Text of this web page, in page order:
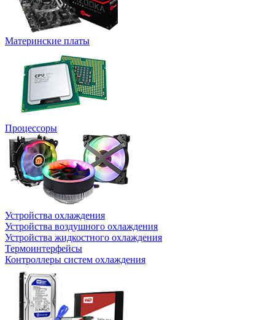
Материнские платы
Процессоры
Устройства охлаждения
Устройства воздушного охлаждения
Устройства жидкостного охлаждения
Термоинтерфейсы
Контроллеры систем охлаждения